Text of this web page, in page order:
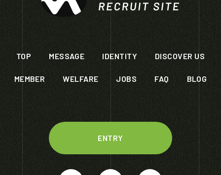
TOP MESSAGE IDENTITY DISCOVER US
MEMBER WELFARE JOBS FAQ BLOG
ENTRY